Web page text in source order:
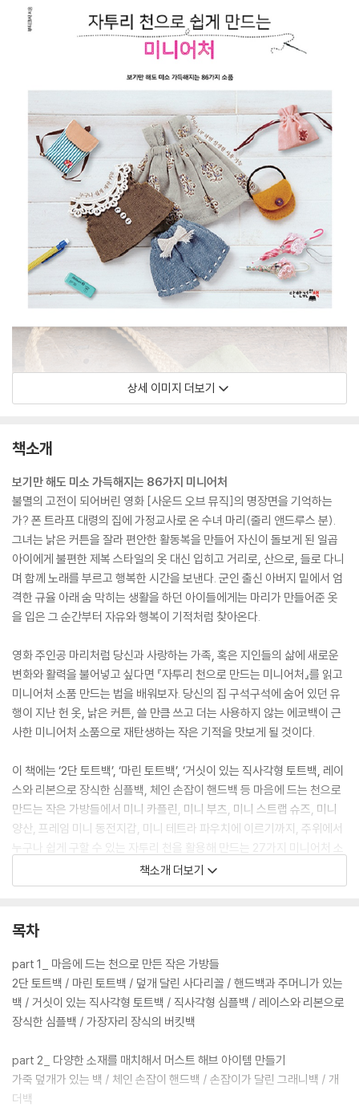
상세 이미지 더보기
책소개
보기만 해도 미소 가득해지는 86가지 미니어처
불멸의 고전이 되어버린 영화 [사운드 오브 뮤직]의 명장면을 기억하는
가? 폰 트라프 대령의 집에 가정교사로 온 수녀 마리(줄리 앤드루스 분).
그녀는 낡은 커튼을 잘라 편안한 활동복을 만들어 자신이 돌보게 된 일곱
아이에게 불편한 제복 스타일의 옷 대신 입히고 거리로, 산으로, 들로 다니
며 함께 노래를 부르고 행복한 시간을 보낸다. 군인 출신 아버지 밑에서 엄
격한 규율 아래 숨 막히는 생활을 하던 아이들에게는 마리가 만들어준 옷
을 입은 그 순간부터 자유와 행복이 기적처럼 찾아온다.
영화 주인공 마리처럼 당신과 사랑하는 가족, 혹은 지인들의 삶에 새로운
변화와 활력을 불어넣고 싶다면 『자투리 천으로 만드는 미니어처』를 읽고
미니어처 소품 만드는 법을 배워보자. 당신의 집 구석구석에 숨어 있던 유
행이 지난 헌 옷, 낡은 커튼, 쓸 만큼 쓰고 더는 사용하지 않는 에코백이 근
사한 미니어처 소품으로 재탄생하는 작은 기적을 맛보게 될 것이다.
이 책에는 ‘2단 토트백’, ‘마린 토트백’, ‘거싯이 있는 직사각형 토트백, 레이
스와 리본으로 장식한 심플백, 체인 손잡이 핸드백 등 마음에 드는 천으로
만드는 작은 가방들에서 미니 카플린, 미니 부츠, 미니 스트랩 슈즈, 미니
양산, 프레임 미니 동전지갑, 미니 테트라 파우치에 이르기까지, 주위에서
누구나 쉽게 구할 수 있는 자투리 천을 활용해 만드는 27가지 미니어처 소
품과 자세한 만드는 방법이 소개되어 있다. 다양한 자투리 천, 바늘과 실,
그리고 약간의 시간만 투자하면 집 여기저기에 처박혀 있던 자투리 천들이
것이다.
책소개 더보기
목차
part 1_ 마음에 드는 천으로 만든 작은 가방들
2단 토트백 / 마린 토트백 / 덮개 달린 사다리꼴 / 핸드백과 주머니가 있는
백 / 거싯이 있는 직사각형 토트백 / 직사각형 심플백 / 레이스와 리본으로
장식한 심플백 / 가장자리 장식의 버킷백
part 2_ 다양한 소재를 매치해서 머스트 해브 아이템 만들기
가죽 덮개가 있는 백 / 체인 손잡이 핸드백 / 손잡이가 달린 그래니백 / 개
더백